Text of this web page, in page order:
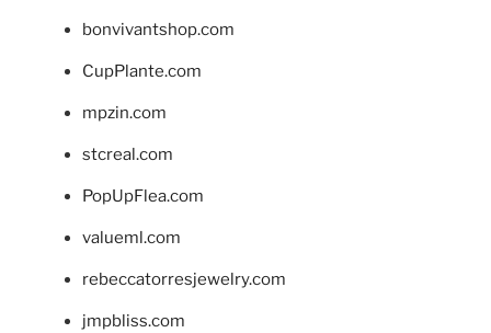
bonvivantshop.com
CupPlante.com
mpzin.com
stcreal.com
PopUpFlea.com
valueml.com
rebeccatorresjewelry.com
jmpbliss.com